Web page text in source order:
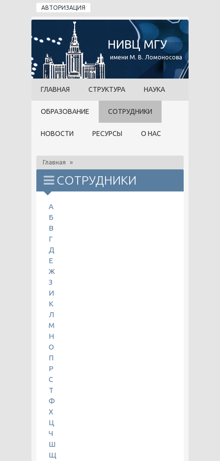
Перейти к основному содержанию
АВТОРИЗАЦИЯ
НИВЦ МГУ
имени М. В. Ломоносова
ГЛАВНАЯ СТРУКТУРА НАУКА
ОБРАЗОВАНИЕ СОТРУДНИКИ
НОВОСТИ РЕСУРСЫ О НАС
Главная »
СОТРУДНИКИ
А
Б
В
Г
Д
Е
Ж
З
И
К
Л
М
Н
О
П
Р
С
Т
Ф
Х
Ц
Ч
Ш
Щ